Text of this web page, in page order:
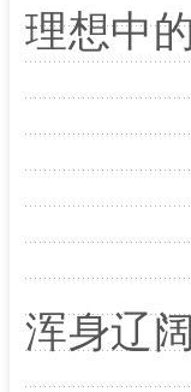
理想中
浑身辽